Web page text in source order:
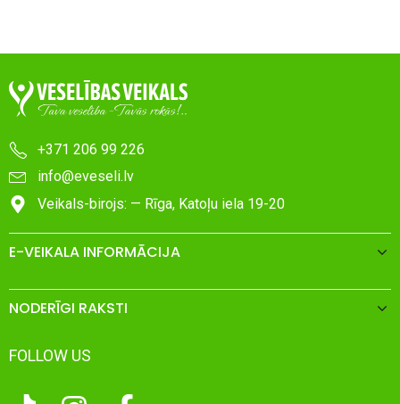
+371 206 99 226
info@eveseli.lv
Veikals-birojs: — Rīga, Katoļu iela 19-20
E-VEIKALA INFORMĀCIJA
NODERĪGI RAKSTI
FOLLOW US